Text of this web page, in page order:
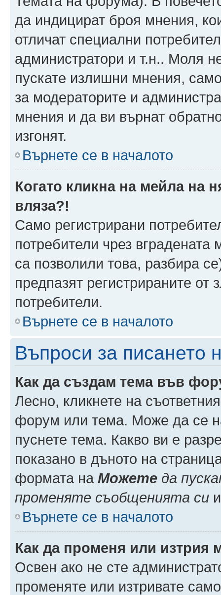
да индицират броя мнения,
отличат специални
администратори и т.н.. Моля
пускате излишни мнения,
за модераторите и
мнения и да ви върнат
изгонят.
Върнете се в началото
Когато кликна на мейла на
вляза?!
Само регистрирани
потребители чрез
са позволили това, разбира
предпазят регистрираните от
потребители.
Върнете се в началото
Въпроси за писането
Как да създам тема във
Лесно, кликнете на
форум или тема. Може да се
пуснете тема. Какво ви е
показано в дъното на
формата на Можете да
променяте съобщенията си
Върнете се в началото
Как да променя или изтрия
Освен ако не сте
променяте или изтривате